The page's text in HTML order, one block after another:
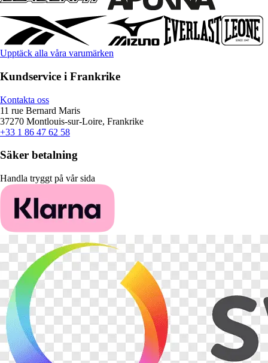
Upptäck alla våra varumärken
Kundservice i Frankrike
Kontakta oss
11 rue Bernard Maris
37270 Montlouis-sur-Loire, Frankrike
+33 1 86 47 62 58
Säker betalning
Handla tryggt på vår sida